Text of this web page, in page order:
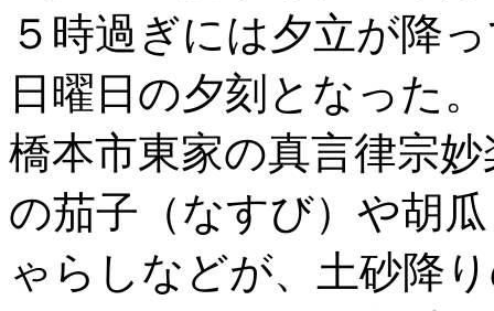
５時過ぎには夕立が降
日曜日の夕刻となった。
橋本市東家の真言律宗
の茄子（なすび）や胡
ゃらしなどが、土砂降